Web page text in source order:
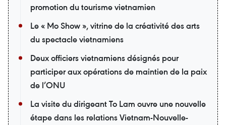
promotion du tourisme vietnamien
Le « Mo Show », vitrine de la créativité des arts
du spectacle vietnamiens
Deux officiers vietnamiens désignés pour
participer aux opérations de maintien de la paix
de l’ONU
La visite du dirigeant To Lam ouvre une nouvelle
étape dans les relations Vietnam-Nouvelle-